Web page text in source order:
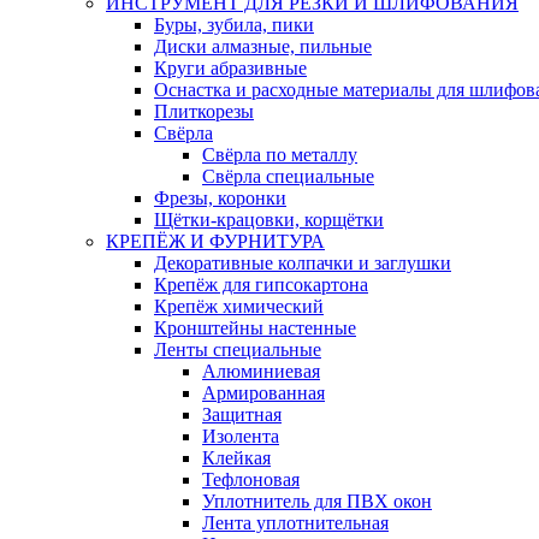
Буры, зубила, пики
Диски алмазные, пильные
Круги абразивные
Оснастка и расходные материалы для
Плиткорезы
Свёрла
Свёрла по металлу
Свёрла специальные
Фрезы, коронки
Щётки-крацовки, корщётки
КРЕПЁЖ И ФУРНИТУРА
Декоративные колпачки и заглушки
Крепёж для гипсокартона
Крепёж химический
Кронштейны настенные
Ленты специальные
Алюминиевая
Армированная
Защитная
Изолента
Клейкая
Тефлоновая
Уплотнитель для ПВХ окон
Лента уплотнительная